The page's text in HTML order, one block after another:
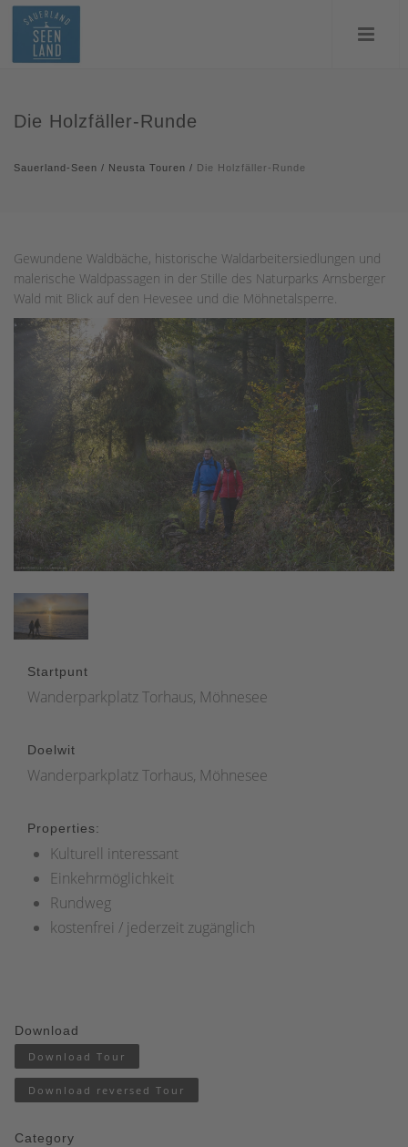
Die Holzfäller-Runde
Sauerland-Seen / Neusta Touren / Die Holzfäller-Runde
Gewundene Waldbäche, historische Waldarbeitersiedlungen und
malerische Waldpassagen in der Stille des Naturparks Arnsberger
Wald mit Blick auf den Hevesee und die Möhnetalsperre.
Startpunt
Wanderparkplatz Torhaus, Möhnesee
Doelwit
Wanderparkplatz Torhaus, Möhnesee
Properties:
Kulturell interessant
Einkehrmöglichkeit
Rundweg
kostenfrei / jederzeit zugänglich
Download
Download Tour
Download reversed Tour
Category